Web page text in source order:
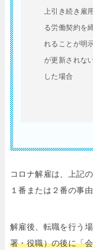
上引き続き雇
る労働契約を
れることが明
が更新されな
した場合
コロナ解雇は、上記
１番または２番の事
解雇後、転職を行う
署・役職）の後に「